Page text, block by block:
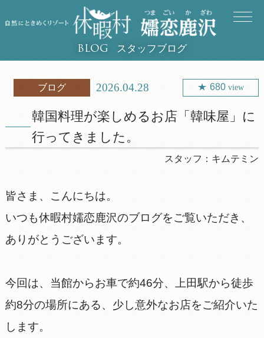
BLOG スタッフブログ
ブログ 2026.04.28 680 view
韓国料理が楽しめるお店「韓味屋」に
行ってきました。
スタッフ： キムテミン
皆さま、こんにちは。
いつも休暇村嬬恋鹿沢のブログをご覧いただき、
ありがとうございます。
今回は、当館からお車で約46分、上田駅から徒歩
約8分の場所にある、少し意外なお店をご紹介いた
します。